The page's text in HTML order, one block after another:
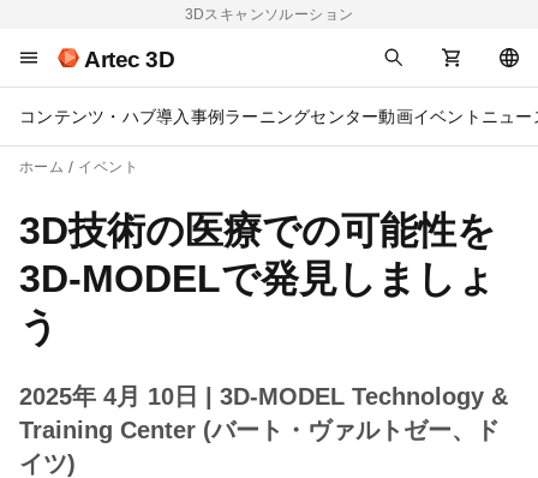
3Dスキャンソルーション
Artec 3D
コンテンツ・ハブ導入事例 ラーニングセンター動画イベント ニュー
ホーム イベント
3D技術の医療での可能性を
3D-MODELで発見しましょ
う
2025年 4月 10日
| 3D-MODEL Technology &
Training Center (バート・ヴァルトゼー、ド
イツ)